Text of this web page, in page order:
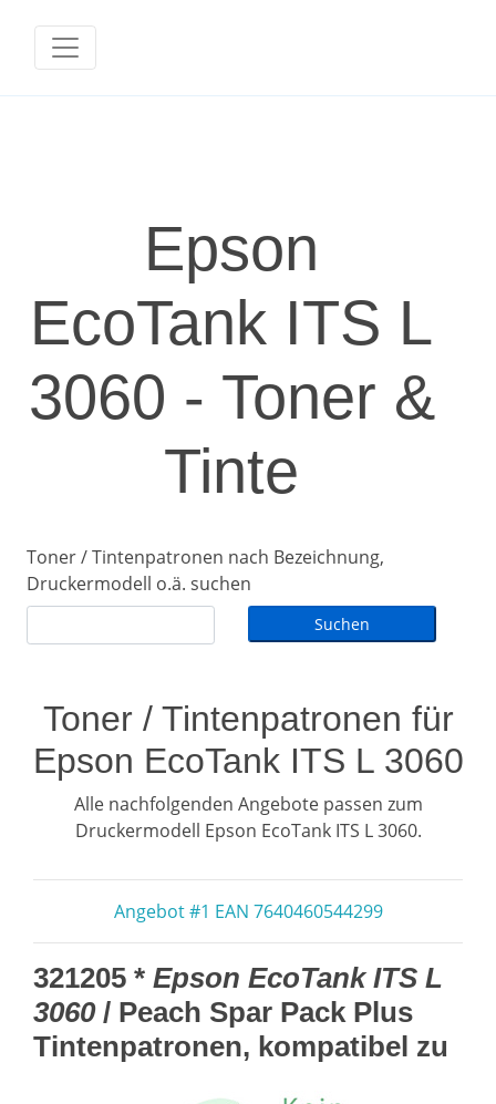
Epson
EcoTank ITS L
3060 - Toner &
Tinte
Toner / Tintenpatronen nach Bezeichnung,
Druckermodell o.ä. suchen
Toner / Tintenpatronen für
Epson EcoTank ITS L 3060
Alle nachfolgenden Angebote passen zum
Druckermodell Epson EcoTank ITS L 3060.
Angebot #1 EAN 7640460544299
321205 * Epson EcoTank ITS L
3060/ Peach Spar Pack Plus
Tintenpatronen, kompatibel zu